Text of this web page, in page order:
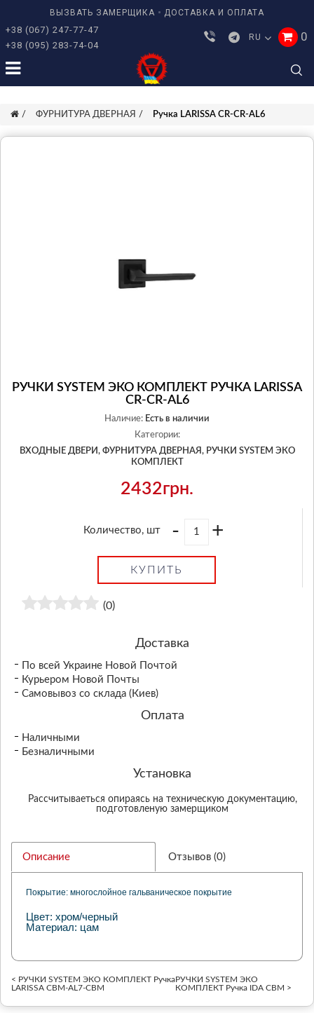
ВЫЗВАТЬ ЗАМЕРЩИКА ДОСТАВКА И ОПЛАТА
+38 (067) 247-77-47
+38 (095) 283-74-04
RU 0
ФУРНИТУРА ДВЕРНАЯ Ручка LARISSA CR-CR-AL6
РУЧКИ SYSTEM ЭКО КОМПЛЕКТ РУЧКА LARISSA
CR-CR-AL6
Наличие: Есть в наличии
Категории:
ВХОДНЫЕ ДВЕРИ, ФУРНИТУРА ДВЕРНАЯ, РУЧКИ SYSTEM ЭКО
КОМПЛЕКТ
2432грн.
Количество, шт - +
КУПИТЬ
(0)
Доставка
По всей Украине Новой Почтой
Курьером Новой Почты
Самовывоз со склада (Киев)
Оплата
Наличными
Безналичными
Установка
Рассчитываеться опираясь на техническую документацию,
подготовленую замерщиком
Описание Отзывов (0)
Покрытие: многослойное гальваническое покрытие
Цвет: хром/черный
Материал: цам
< РУЧКИ SYSTEM ЭКО КОМПЛЕКТ Ручка
LARISSA CBM-AL7-CBM
РУЧКИ SYSTEM ЭКО
КОМПЛЕКТ Ручка IDA CBM >